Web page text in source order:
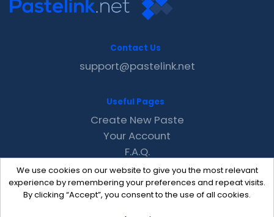
We use cookies on our website to give you the most relevant
experience by remembering your preferences and repeat visits.
By clicking “Accept”, you consent to the use of all cookies.
Contact Us
support@pastelink.net
Useful Pages
Create New Paste
Your Account
F.A.Q.
Recent
Contact